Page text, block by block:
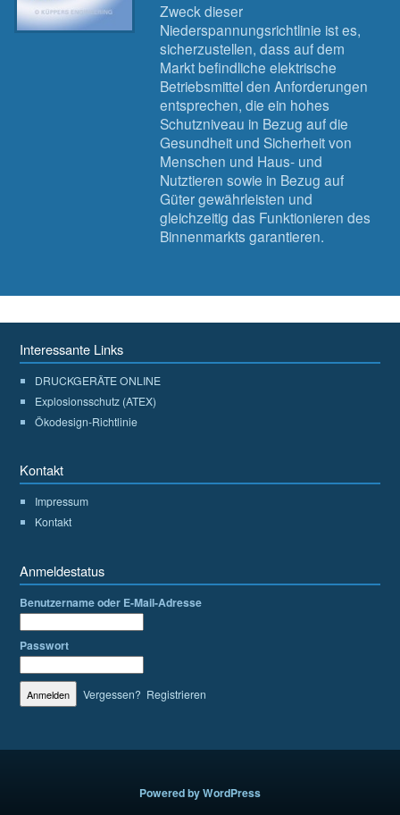
Zweck dieser
Niederspannungsrichtlinie ist es,
sicherzustellen, dass auf dem
Markt befindliche elektrische
Betriebsmittel den Anforderungen
entsprechen, die ein hohes
Schutzniveau in Bezug auf die
Gesundheit und Sicherheit von
Menschen und Haus- und
Nutztieren sowie in Bezug auf
Güter gewährleisten und
gleichzeitig das Funktionieren des
Binnenmarkts garantieren.
Interessante Links
DRUCKGERÄTE ONLINE
Explosionsschutz (ATEX)
Ökodesign-Richtlinie
Kontakt
Impressum
Kontakt
Anmeldestatus
Benutzername oder E-Mail-Adresse
Passwort
Vergessen? Registrieren
Powered by WordPress